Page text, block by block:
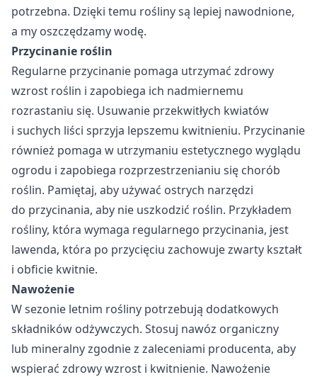
potrzebna. Dzięki temu rośliny są lepiej nawodnione,
a my oszczędzamy wodę.
Przycinanie roślin
Regularne przycinanie pomaga utrzymać zdrowy
wzrost roślin i zapobiega ich nadmiernemu
rozrastaniu się. Usuwanie przekwitłych kwiatów
i suchych liści sprzyja lepszemu kwitnieniu. Przycinanie
również pomaga w utrzymaniu estetycznego wyglądu
ogrodu i zapobiega rozprzestrzenianiu się chorób
roślin. Pamiętaj, aby używać ostrych narzędzi
do przycinania, aby nie uszkodzić roślin. Przykładem
rośliny, która wymaga regularnego przycinania, jest
lawenda, która po przycięciu zachowuje zwarty kształt
i obficie kwitnie.
Nawożenie
W sezonie letnim rośliny potrzebują dodatkowych
składników odżywczych. Stosuj nawóz organiczny
lub mineralny zgodnie z zaleceniami producenta, aby
wspierać zdrowy wzrost i kwitnienie. Nawożenie